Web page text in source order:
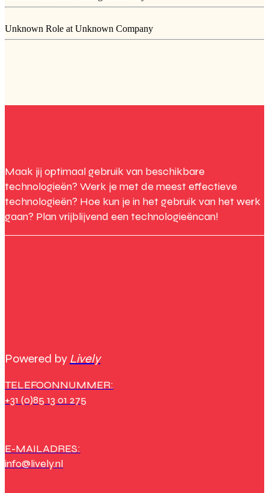
Unknown Role at Unknown Company
Maak jij optimaal gebruik van beschikbare
technologieën? Werk je met de meest effectieve
technologieën? Hoe kun je in het gebruik van het werk
gaan? Plan vrijblijvend een technologieëncan!
Powered by Lively
TELEFOONNUMMER:
+31 (0)85 13 01 275
E-MAILADRES:
info@lively.nl